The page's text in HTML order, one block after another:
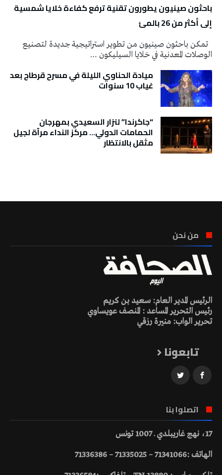
باحثون صينيون يطورون تقنية ترفع كفاءة خلايا شمسية
إلى أكثر من 26 بالمئ
تمكن باحثون صينيون من تطوير استراتيجية جديدة لتصنيع
الوصلات المعدنية في خلايا السيليكون …
ميادة الحناوي الليلة في مسرح قرطاج بعد
غياب 10 سنوات
“جاكرندا” لنزار السعيدي بمهرجان
الحمامات الدولي… مركز النداء مرآة لجيل
مثقل بالانتظار
من نحن
الرئيس المدير العام: سعيد بن كريم
رئيس التحرير المساعد : المنصف عويساوي
تحرير الواب: منيرة رزقي
تابعونا
اتصلوا بنا
17، نهج غاريبلدي ـ 1007 تونس
الهاتف :71341066 – 71335025 – 71336386